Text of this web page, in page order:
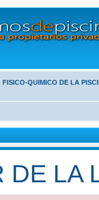
FISICO-QUIMICO DE LA
DE LA